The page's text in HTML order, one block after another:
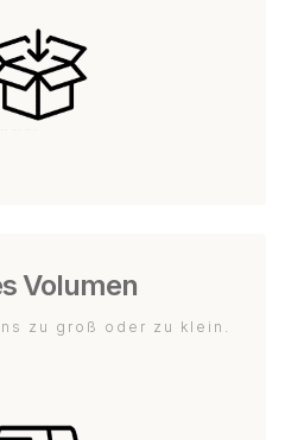
Volumen
zu groß oder zu klein.